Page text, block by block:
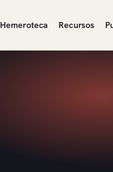
Hemeroteca Recursos